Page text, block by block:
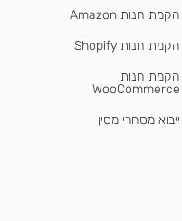
הקמת חנות Amazon
הקמת חנות Shopify
הקמת חנות
WooCommerce
ייבוא מסחרי מסין